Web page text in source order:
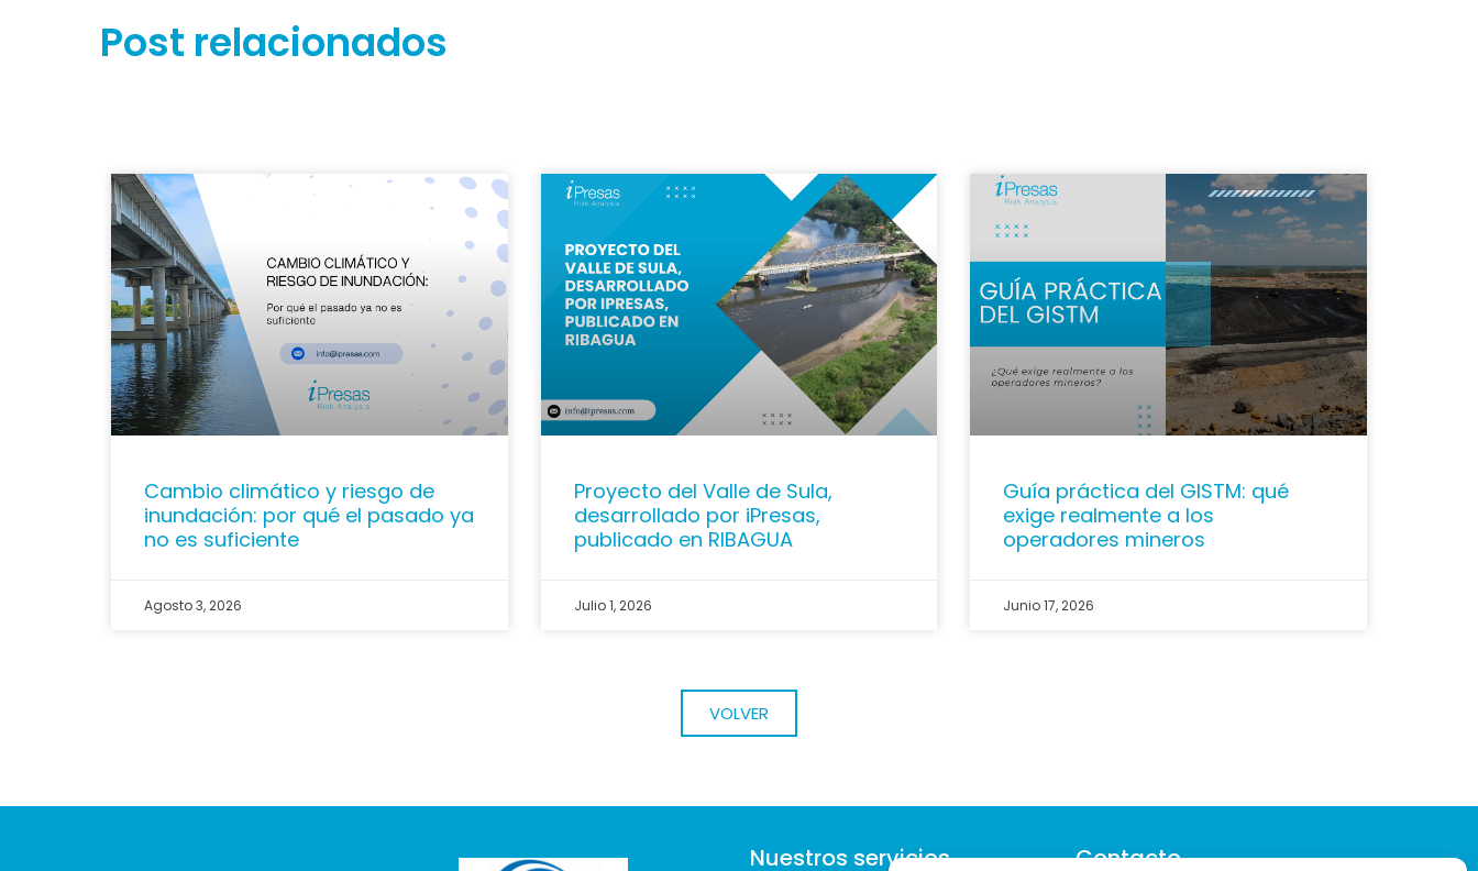
Post relacionados
Cambio climático y riesgo de
inundación: por qué el pasado ya
no es suficiente
Agosto 3, 2026
Proyecto del Valle de Sula,
desarrollado por iPresas,
publicado en RIBAGUA
Julio 1, 2026
Guía práctica del GISTM: qué
exige realmente a los
operadores mineros
Junio 17, 2026
VOLVER
Nuestros servicios Contacto